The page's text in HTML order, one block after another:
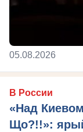
05.08.2026
В России
«Над
Що?!!»: